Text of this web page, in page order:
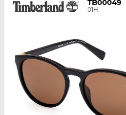
TB00049
01H